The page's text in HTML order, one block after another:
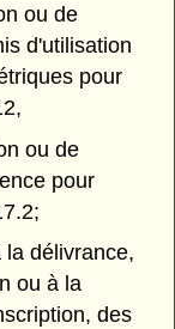
ou de
d'utilisation
pour
ou de
pour
la délivrance,
ou à la
des